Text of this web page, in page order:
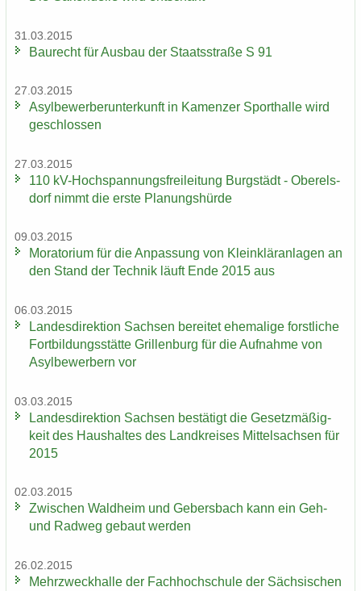
31.03.2015
Bau­recht für Aus­bau der Staats­stra­ße S 91
27.03.2015
Asyl­be­wer­ber­un­ter­kunft in Ka­men­zer Sport­hal­le wird
ge­schlos­sen
27.03.2015
110 kV-​Hochspannungsfreileitung Burg­städt - Ober­els­
dorf nimmt die erste Pla­nungs­hür­de
09.03.2015
Mo­ra­to­ri­um für die An­pas­sung von Klein­klär­an­la­gen an
den Stand der Tech­nik läuft Ende 2015 aus
06.03.2015
Lan­des­di­rek­ti­on Sach­sen be­rei­tet ehe­ma­li­ge forst­li­che
Fort­bil­dungs­stät­te Gril­len­burg für die Auf­nah­me von
Asyl­be­wer­bern vor
03.03.2015
Lan­des­di­rek­ti­on Sach­sen be­stä­tigt die Ge­setz­mä­ßig­
keit des Haus­hal­tes des Land­krei­ses Mit­tel­sach­sen für
2015
02.03.2015
Zwi­schen Wald­heim und Ge­bers­bach kann ein Geh-
und Rad­weg ge­baut wer­den
26.02.2015
Mehr­zweck­hal­le der Fach­hoch­schu­le der Säch­si­schen